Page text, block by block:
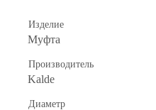
Изделие
Муфта
Производитель
Kalde
Диаметр